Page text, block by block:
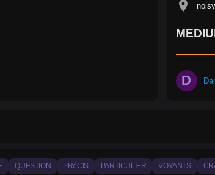
location_on
D
QUESTION PRéCIS PARTICULIER VOYANTS